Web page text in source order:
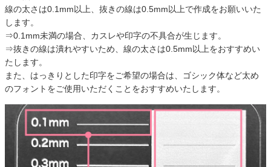
線の太さは0.1mm以上、抜きの線は0.5mm以上で作成をお願いいた
します。
⇒0.1mm未満の場合、カスレや印字の不具合が生じます。
⇒抜きの線は潰れやすいため、線の太さは0.5mm以上をおすすめい
たします。
また、はっきりとした印字をご希望の場合は、ゴシック体など太め
のフォントをご使用いただくことをおすすめいたします。